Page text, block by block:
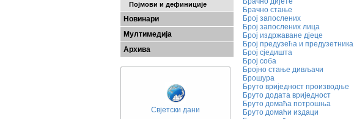
Појмови и дефиниције
Новинари
Мултимедија
Архива
Свјетски дани
Брачно стање
Број запослених
Број запослених лица
Број издржаване дјеце
Број предузећа и предузетника
Број сједишта
Број соба
Бројно стање дивљачи
Брошура
Бруто вриједност производње
Бруто додата вриједност
Бруто домаћа потрошња
Бруто домаћи издаци